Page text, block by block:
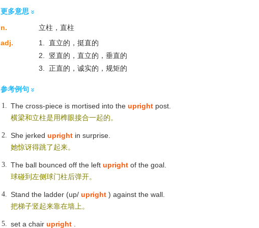
更多意思
n.
立柱，直柱
adj.
1. 直立的，挺直的
2. 竖直的，直立的，垂直的
3. 正直的，诚实的，规矩的
参考例句
1. The cross-piece is mortised into the upright post.
横梁和立柱是用榫眼接合一起的。
2. She jerked upright in surprise.
她惊讶得跳了起来。
3. The ball bounced off the left upright of the goal.
球碰到左侧球门柱后弹开。
4. Stand the ladder (up/ upright ) against the wall.
把梯子竖起来靠在墙上。
5. set a chair upright